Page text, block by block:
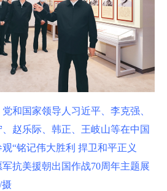
党和国家领导人习近平、李克强、
赵乐际、韩正、王岐山等在中国
“铭记伟大胜利 捍卫和平正义
抗美援朝出国作战70周年主题展
摄